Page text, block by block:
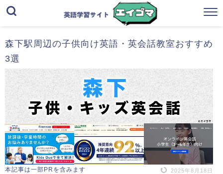
森下駅周辺の子供向け英語・英会話教室おすすめ
3選
本記事は一部PRを含みます 2025年8月18日